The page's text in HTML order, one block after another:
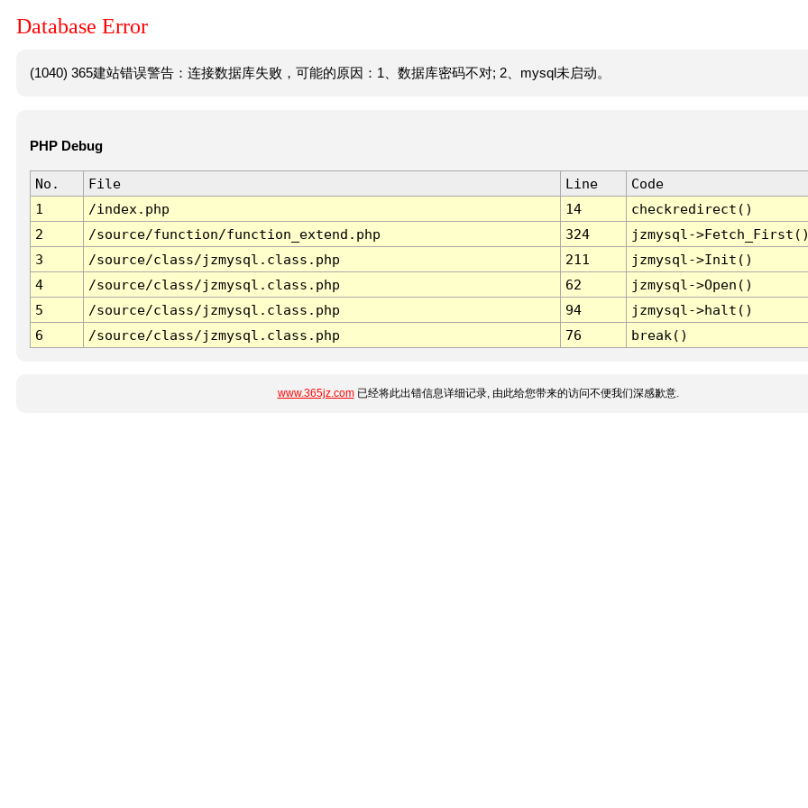
Database Error
(1040) 365建站错误警告：连接数据库失败，可能的原因：1、数据库密码不对; 2、mysql未启动。
PHP Debug
No. File Line
Code
1
/index.php 14
checkredirect()
2
/source/function/function_extend.php 324
jzmysql-
3
/source/class/jzmysql.class.php 211
jzmysql->Init()
4
/source/class/jzmysql.class.php 62
jzmysql->Open()
5
/source/class/jzmysql.class.php 94
jzmysql->halt()
6
/source/class/jzmysql.class.php 76 break()
www.365jz.com已经将此出错信息详细记录, 由此给您带来的访问不便我们深感歉意.